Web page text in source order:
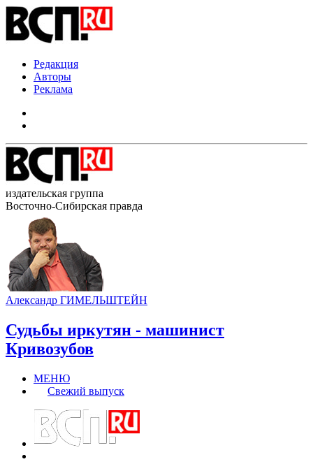
Редакция
Авторы
Реклама
издательская группа
Восточно-Сибирская правда
Александр ГИМЕЛЬШТЕЙН
Судьбы иркутян - машинист
Кривозубов
МЕНЮ
Свежий выпуск